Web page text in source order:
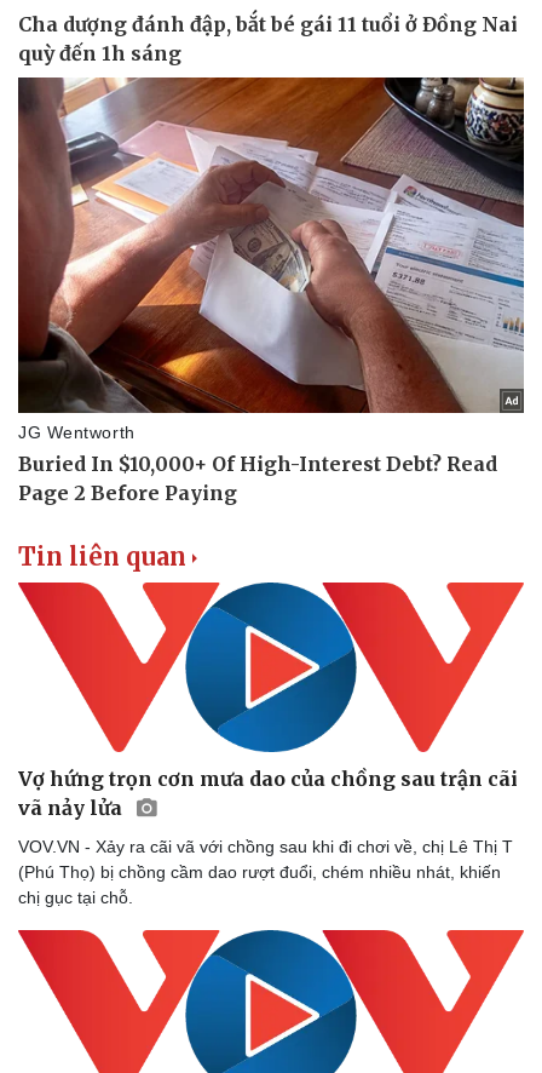
Tin liên quan
Vợ hứng trọn cơn mưa dao của chồng sau trận cãi
vã nảy lửa
VOV.VN - Xảy ra cãi vã với chồng sau khi đi chơi về, chị Lê Thị T
(Phú Thọ) bị chồng cầm dao rượt đuổi, chém nhiều nhát, khiến
chị gục tại chỗ.